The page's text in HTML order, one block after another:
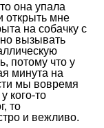
она упала
открыть мне
на собачку с
вызывать
потому что у
минута на
мы вовремя
кого-то
то
и вежливо.